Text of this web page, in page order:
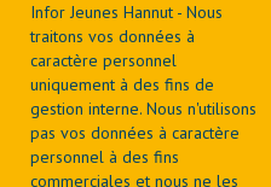
Infor Jeunes Hannut - Nous
traitons vos données à
caractère personnel
uniquement à des fins de
gestion interne. Nous n'utilisons
pas vos données à caractère
personnel à des fins
commerciales et nous ne les